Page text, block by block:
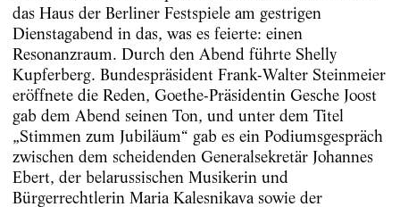
das Haus der Berliner Festspiele am gestrigen
Dienstagabend in das, was es feierte: einen
Resonanzraum. Durch den Abend führte Shelly
Kupferberg. Bundespräsident Frank-Walter Steinmeier
eröffnete die Reden, Goethe-Präsidentin Gesche Joost
gab dem Abend seinen Ton, und unter dem Titel
„Stimmen zum Jubiläum“ gab es ein Podiumsgespräch
zwischen dem scheidenden Generalsekretär Johannes
Ebert, der belarussischen Musikerin und
Bürgerrechtlerin Maria Kalesnikava sowie der